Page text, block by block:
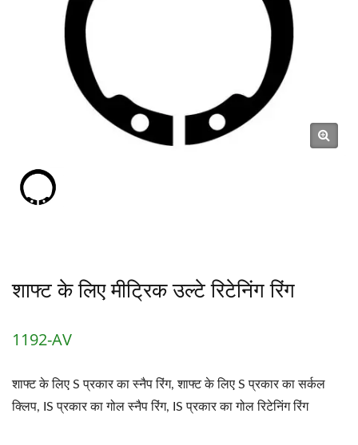
शाफ्ट के लिए मीट्रिक उल्टे रिटेनिंग रिंग
1192-AV
शाफ्ट के लिए S प्रकार का स्नैप रिंग, शाफ्ट के लिए S प्रकार का सर्कल
क्लिप, IS प्रकार का गोल स्नैप रिंग, IS प्रकार का गोल रिटेनिंग रिंग